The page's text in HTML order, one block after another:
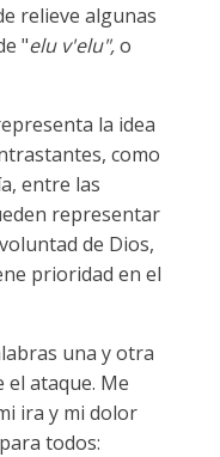
relieve algunas
"elu v'elu",o
la idea
como
entre las
representar
de Dios,
prioridad en el
una y otra
ataque. Me
ira y mi dolor
todos: